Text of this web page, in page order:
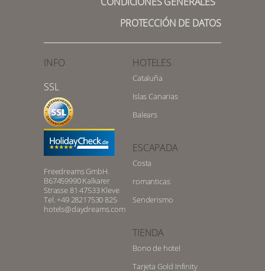
PROTECCIÓN DE DATOS
INFO
SSL
Freedreams GmbH.
B67459990 Kalkarer
Strasse 81 47533 Kleve
Tel. +49 28217530 825
hotels@daydreams.com
HOTELES
Cataluña
Islas Canarias
Balears
ESCAPADA
Costa
romanticas
Senderismo
TIENDA
Bono de hotel
Tarjeta Gold Infinity